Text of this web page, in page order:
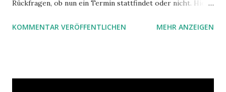
Rückfragen, ob nun ein Termin stattfindet oder nicht. Hier
Hilfe von Outlook.
KOMMENTAR VERÖFFENTLICHEN MEHR ANZEIGEN